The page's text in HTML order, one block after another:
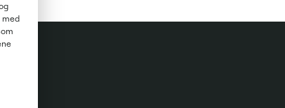
med